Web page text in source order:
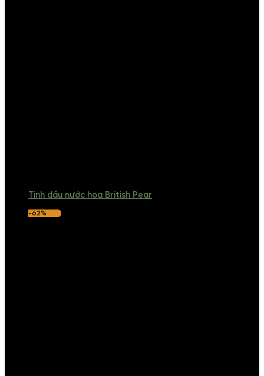
Tinh dầu nước hoa British Pear
-62%